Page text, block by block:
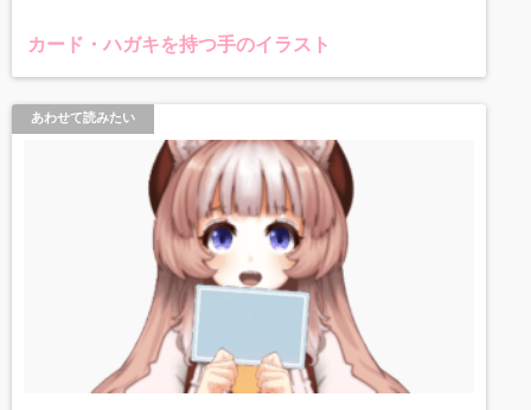
カード・ハガキを持つ手のイラスト
あわせて読みたい